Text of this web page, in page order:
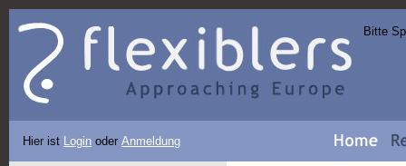
Bitte
Hier ist Login oder Anmeldung